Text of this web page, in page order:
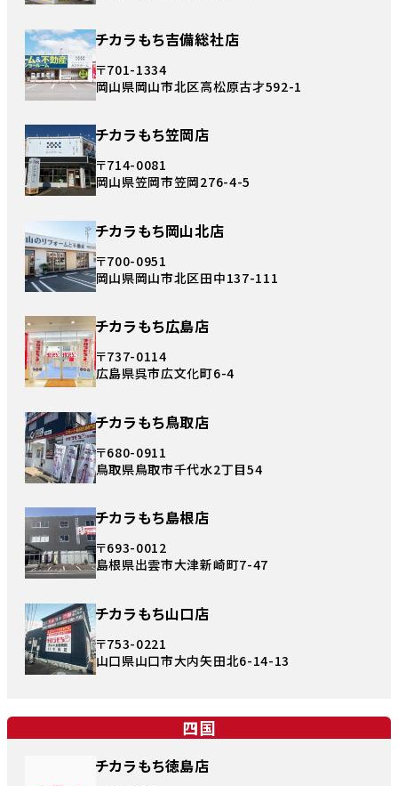
チカラもち吉備総社店
〒701-1334
岡山県岡山市北区高松原古才592-1
チカラもち笠岡店
〒714-0081
岡山県笠岡市笠岡276-4-5
チカラもち岡山北店
〒700-0951
岡山県岡山市北区田中137-111
チカラもち広島店
〒737-0114
広島県呉市広文化町6-4
チカラもち鳥取店
〒680-0911
鳥取県鳥取市千代水2丁目54
チカラもち島根店
〒693-0012
島根県出雲市大津新崎町7-47
チカラもち山口店
〒753-0221
山口県山口市大内矢田北6-14-13
四国
チカラもち徳島店